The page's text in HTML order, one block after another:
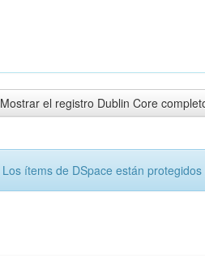
Mostrar el registro Dublin Core
Los ítems de DSpace están